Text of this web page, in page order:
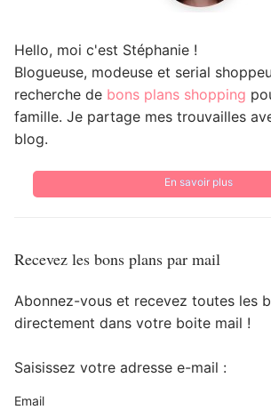
Hello, moi c'est Stéphanie !
Blogueuse, modeuse et serial
recherche de bons plans shopping
famille. Je partage mes trouvailles
blog.
En savoir plus
Recevez les bons plans par mail
Abonnez-vous et recevez toutes les
directement dans votre boite mail !
Saisissez votre adresse e-mail :
Email